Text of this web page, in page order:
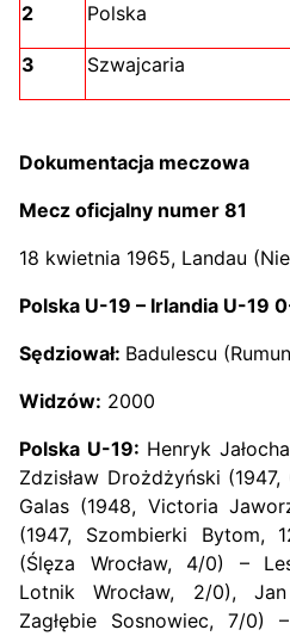
2 Polska
3 Szwajcaria
Dokumentacja meczowa
Mecz oficjalny numer 81
18 kwietnia 1965, Landau
Polska U-19 – Irlandia U-19
Sędziował: Badulescu
Widzów: 2000
Polska U-19: Henryk
Zdzisław Drożdżyński
Galas (1948, Victoria
(1947, Szombierki Bytom,
(Ślęza Wrocław, 4/0) –
Lotnik Wrocław, 2/0),
Zagłębie Sosnowiec, 7/0)